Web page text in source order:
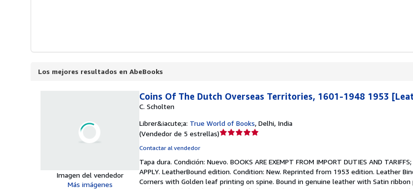
Los mejores resultados en AbeBooks
Imagen del vendedor
Más imágenes
Coins Of The Dutch Overseas Territories, 1601-1948 1953
C. Scholten
Librer&iacute;a: True World of Books, Delhi, India
(Vendedor de 5 estrellas)Calificación
5
de
5
Contactar al vendedor
Tapa dura. Condición: Nuevo. BOOKS ARE EXEMPT FROM IMPORT DUTIES AND TARIFFS;
APPLY. LeatherBound edition. Condition: New. Reprinted from 1953 edition. Leather
Corners with Golden leaf printing on spine. Bound in genuine leather with Satin ribbon